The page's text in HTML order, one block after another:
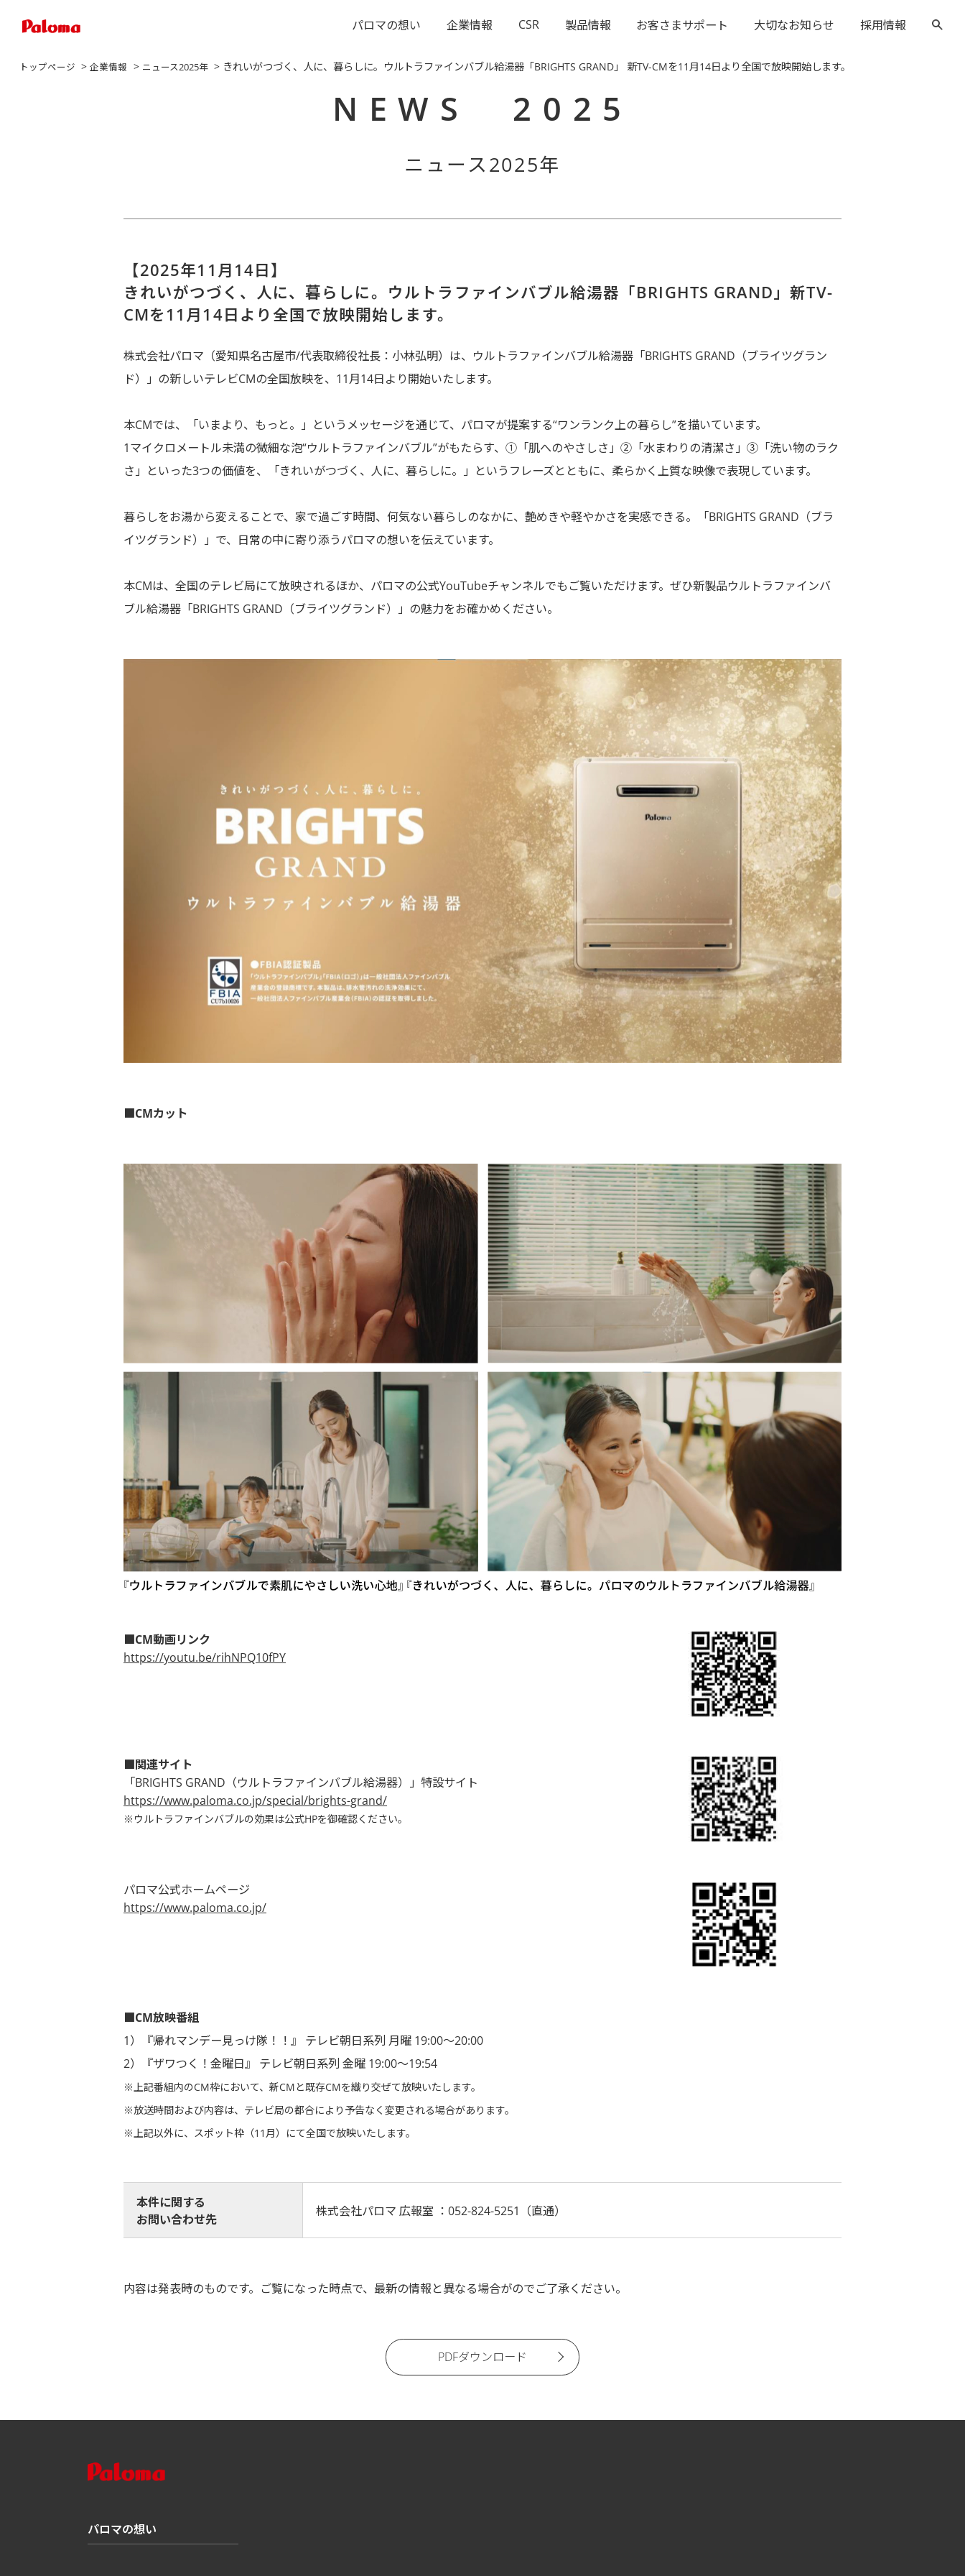
パロマの想い 企業情報 CSR 製品情報 お客さまサポート 大切なお知らせ 採用情報
トップページ >企業情報 > ニュース2025年 > きれいがつづく、人に、暮らしに。ウルトラファインバブル給湯器「BRIGHTS GRAND」 新TV-CMを11月14日より全国で放映開始します。
NEWS 2025
ニュース2025年
【2025年11月14日】
きれいがつづく、人に、暮らしに。ウルトラファインバブル給湯器「BRIGHTS GRAND」新TV-
CMを11月14日より全国で放映開始します。
株式会社パロマ（愛知県名古屋市/代表取締役社長：小林弘明）は、ウルトラファインバブル給湯器「BRIGHTS GRAND（ブライツグラン
ド）」の新しいテレビCMの全国放映を、11月14日より開始いたします。
本CMでは、「いまより、もっと。」というメッセージを通じて、パロマが提案する“ワンランク上の暮らし”を描いています。
1マイクロメートル未満の微細な泡“ウルトラファインバブル”がもたらす、①「肌へのやさしさ」②「水まわりの清潔さ」③「洗い物のラク
さ」といった3つの価値を、「きれいがつづく、人に、暮らしに。」というフレーズとともに、柔らかく上質な映像で表現しています。
暮らしをお湯から変えることで、家で過ごす時間、何気ない暮らしのなかに、艶めきや軽やかさを実感できる。「BRIGHTS GRAND（ブラ
イツグランド）」で、日常の中に寄り添うパロマの想いを伝えています。
本CMは、全国のテレビ局にて放映されるほか、パロマの公式YouTubeチャンネルでもご覧いただけます。ぜひ新製品ウルトラファインバ
ブル給湯器「BRIGHTS GRAND（ブライツグランド）」の魅力をお確かめください。
■CMカット
■CM動画リンク
https://youtu.be/rihNPQ10fPY
■関連サイト
「BRIGHTS GRAND（ウルトラファインバブル給湯器）」特設サイト
https://www.paloma.co.jp/special/brights-grand/
※ウルトラファインバブルの効果は公式HPを御確認ください。
パロマ公式ホームページ
https://www.paloma.co.jp/
■CM放映番組
1）『帰れマンデー見っけ隊！！』 テレビ朝日系列 月曜 19:00～20:00
2）『ザワつく！金曜日』 テレビ朝日系列 金曜 19:00～19:54
※上記番組内のCM枠において、新CMと既存CMを織り交ぜて放映いたします。
※放送時間および内容は、テレビ局の都合により予告なく変更される場合があります。
※上記以外に、スポット枠（11月）にて全国で放映いたします。
本件に関する
お問い合わせ先
株式会社パロマ 広報室 ：052-824-5251（直通）
内容は発表時のものです。ご覧になった時点で、最新の情報と異なる場合がのでご了承ください。
PDFダウンロード
パロマの想い